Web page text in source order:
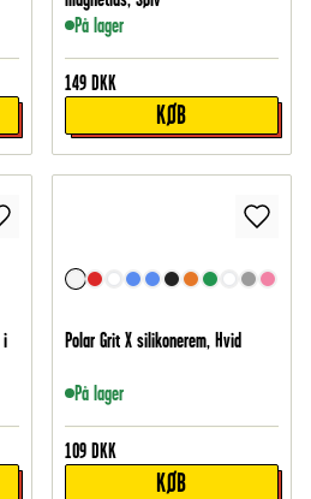
På lager
149 DKK
KØB
i
Polar Grit X silikonerem, Hvid
På lager
109 DKK
KØB